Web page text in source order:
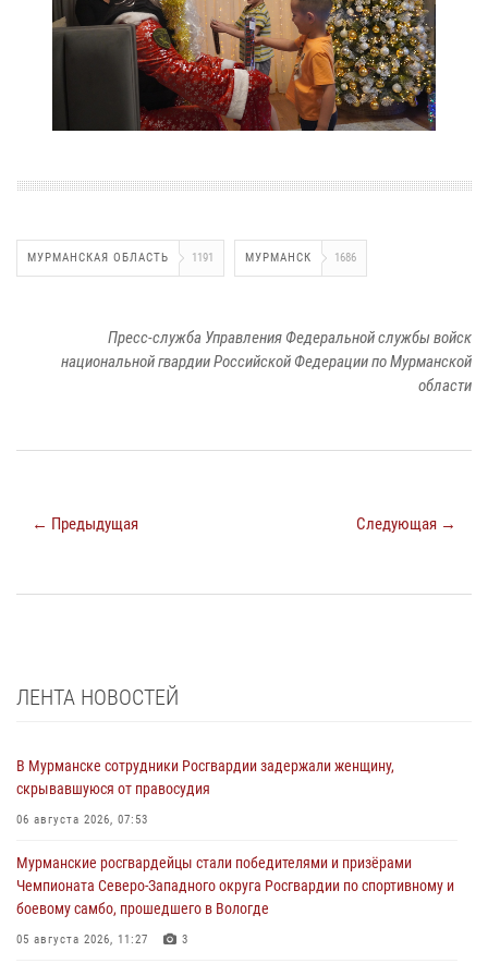
МУРМАНСКАЯ ОБЛАСТЬ 1191 МУРМАНСК 1686
Пресс-служба Управления Федеральной службы войск
национальной гвардии Российской Федерации по Мурманской
области
← Предыдущая Следующая →
ЛЕНТА НОВОСТЕЙ
В Мурманске сотрудники Росгвардии задержали женщину,
скрывавшуюся от правосудия
06 августа 2026, 07:53
Мурманские росгвардейцы стали победителями и призёрами
Чемпионата Северо-Западного округа Росгвардии по спортивному и
боевому самбо, прошедшего в Вологде
05 августа 2026, 11:27 3